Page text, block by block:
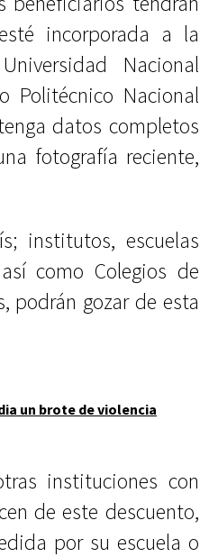
incorporada a la
Nacional
Politécnico Nacional
datos completos
fotografía reciente,
institutos, escuelas
como Colegios de
podrán gozar de esta
un brote de violencia
instituciones con
de este descuento,
por su escuela o